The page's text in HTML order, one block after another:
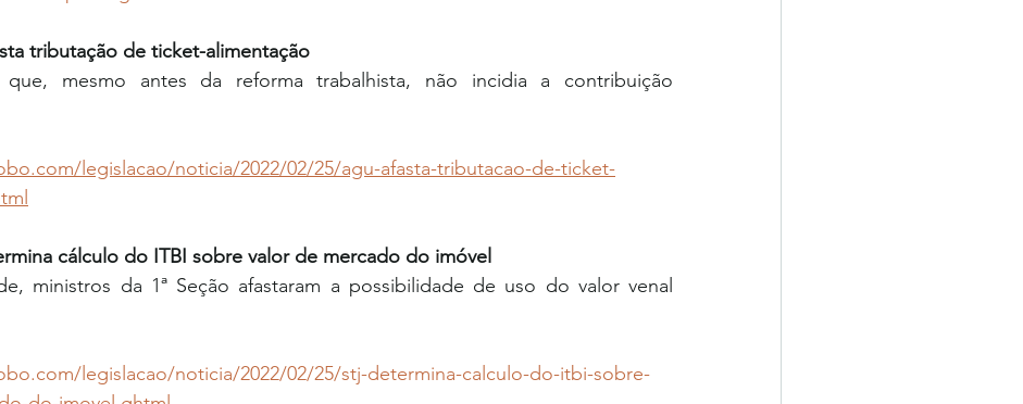
tributação de ticket-alimentação
que, mesmo antes da reforma trabalhista, não incidia a contribuição
legislacao/noticia/2022/02/25/agu-afasta-tributacao-de-ticket-
cálculo do ITBI sobre valor de mercado do imóvel
ministros da 1ª Seção afastaram a possibilidade de uso do valor venal
legislacao/noticia/2022/02/25/stj-determina-calculo-do-itbi-sobre-